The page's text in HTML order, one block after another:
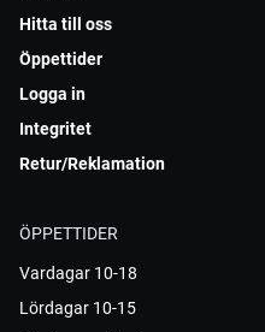
Hitta till oss
Öppettider
Logga in
Integritet
Retur/Reklamation
ÖPPETTIDER
Vardagar 10-18
Lördagar 10-15